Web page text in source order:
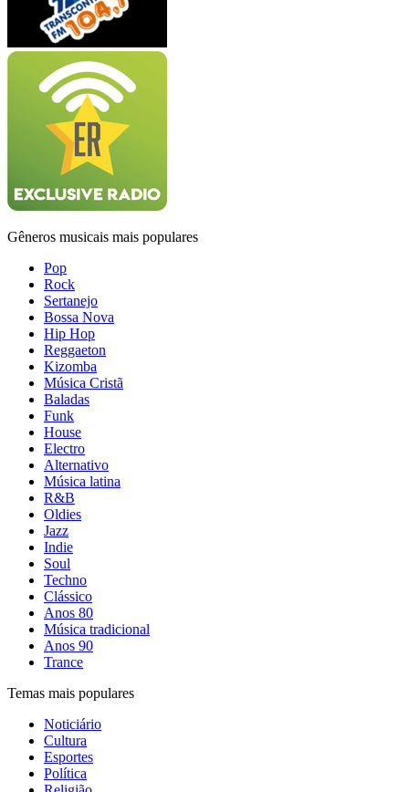
Gêneros musicais mais populares
Pop
Rock
Sertanejo
Bossa Nova
Hip Hop
Reggaeton
Kizomba
Música Cristã
Baladas
Funk
House
Electro
Alternativo
Música latina
R&B
Oldies
Jazz
Indie
Soul
Techno
Clássico
Anos 80
Música tradicional
Anos 90
Trance
Temas mais populares
Noticiário
Cultura
Esportes
Política